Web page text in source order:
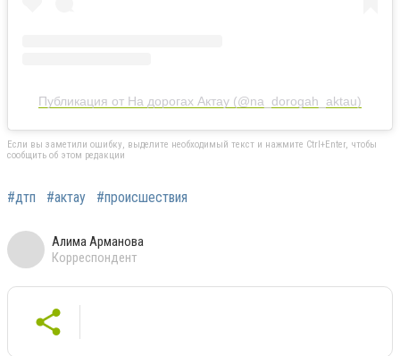
Публикация от На дорогах Актау (@na_dorogah_aktau)
Если вы заметили ошибку, выделите необходимый текст и нажмите Ctrl+Enter, чтобы
сообщить об этом редакции
#дтп #актау #происшествия
Алима Арманова
Корреспондент